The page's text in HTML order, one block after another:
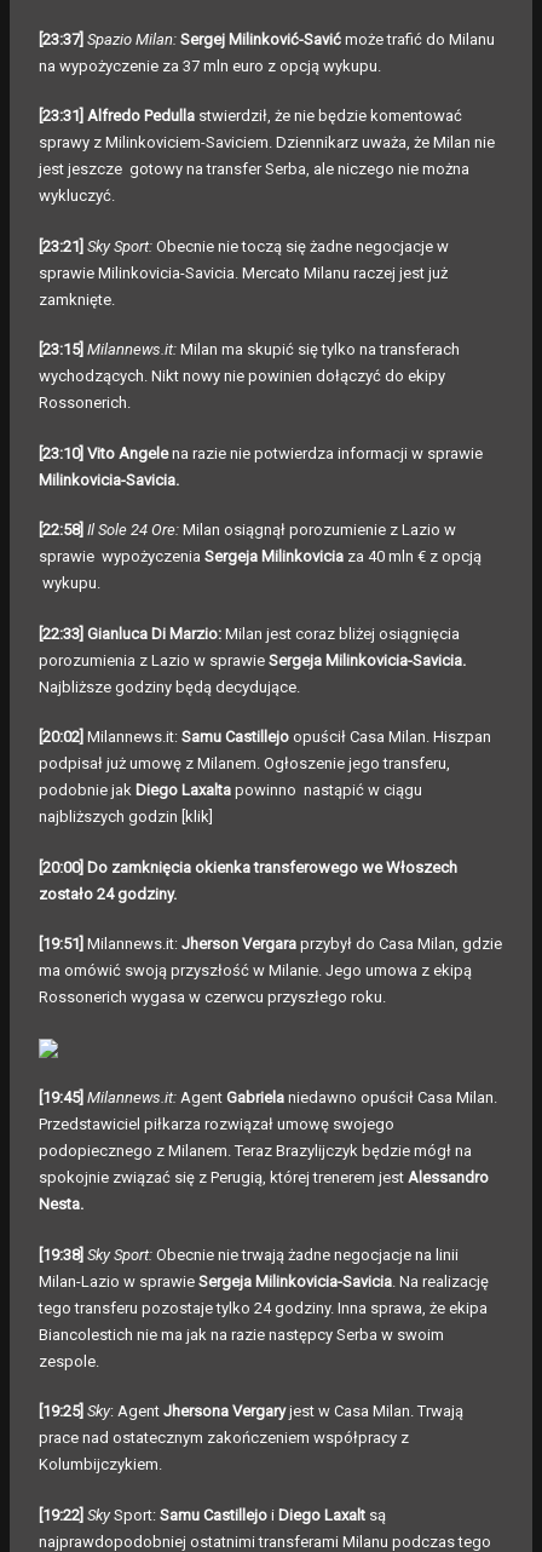
[23:37] Spazio Milan: Sergej Milinković-Savić może trafić do Milanu
na wypożyczenie za 37 mln euro z opcją wykupu.
[23:31] Alfredo Pedulla stwierdził, że nie będzie komentować
sprawy z Milinkoviciem-Saviciem. Dziennikarz uważa, że Milan nie
jest jeszcze gotowy na transfer Serba, ale niczego nie można
wykluczyć.
[23:21] Sky Sport: Obecnie nie toczą się żadne negocjacje w
sprawie Milinkovicia-Savicia. Mercato Milanu raczej jest już
zamknięte.
[23:15] Milannews.it: Milan ma skupić się tylko na transferach
wychodzących. Nikt nowy nie powinien dołączyć do ekipy
Rossonerich.
[23:10] Vito Angelena razie nie potwierdza informacji w sprawie
Milinkovicia-Savicia.
[22:58] Il Sole 24 Ore: Milan osiągnął porozumienie z Lazio w
sprawie wypożyczenia Sergeja Milinkovicia za 40 mln € z opcją
wykupu.
[22:33] Gianluca Di Marzio: Milan jest coraz bliżej osiągnięcia
porozumienia z Lazio w sprawie Sergeja Milinkovicia-Savicia.
Najbliższe godziny będą decydujące.
[20:02] Milannews.it: Samu Castillejo opuścił Casa Milan. Hiszpan
podpisał już umowę z Milanem. Ogłoszenie jego transferu,
podobnie jak Diego Laxalta powinno nastąpić w ciągu
najbliższych godzin [klik]
[20:00] Do zamknięcia okienka transferowego we Włoszech
zostało 24 godziny.
[19:51] Milannews.it: Jherson Vergara przybył do Casa Milan, gdzie
ma omówić swoją przyszłość w Milanie. Jego umowa z ekipą
Rossonerich wygasa w czerwcu przyszłego roku.
[19:45] Milannews.it: Agent Gabriela niedawno opuścił Casa Milan.
Przedstawiciel piłkarza rozwiązał umowę swojego
podopiecznego z Milanem. Teraz Brazylijczyk będzie mógł na
spokojnie związać się z Perugią, której trenerem jest Alessandro
Nesta.
[19:38] Sky Sport: Obecnie nie trwają żadne negocjacje na linii
Milan-Lazio w sprawie Sergeja Milinkovicia-Savicia . Na realizację
tego transferu pozostaje tylko 24 godziny. Inna sprawa, że ekipa
Biancolestich nie ma jak na razie następcy Serba w swoim
zespole.
[19:25] Sky: Agent Jhersona Vergaryjest w Casa Milan. Trwają
prace nad ostatecznym zakończeniem współpracy z
Kolumbijczykiem.
[19:22] SkySport: Samu Castillejo i Diego Laxalt są
najprawdopodobniej ostatnimi transferami Milanu podczas tego